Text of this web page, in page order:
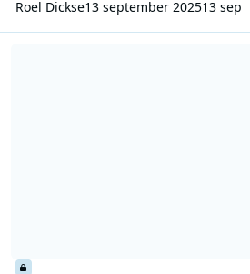
Roel Dickse13 september 202513 sep